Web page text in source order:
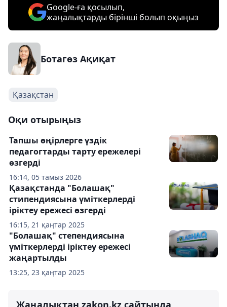
Google-ға қосылып,
жаңалықтарды бірінші болып оқыңыз
Ботагөз Ақиқат
Қазақстан
Оқи отырыңыз
16:14, 05 тамыз 2026
Тапшы өңірлерге үздік
педагогтарды тарту ережелері
өзгерді
16:15, 21 қаңтар 2025
Қазақстанда "Болашақ"
стипендиясына үміткерлерді
іріктеу ережесі өзгерді
13:25, 23 қаңтар 2025
"Болашақ" степендиясына
үміткерлерді іріктеу ережесі
жаңартылды
Жаңалықтан zakon.kz сайтында